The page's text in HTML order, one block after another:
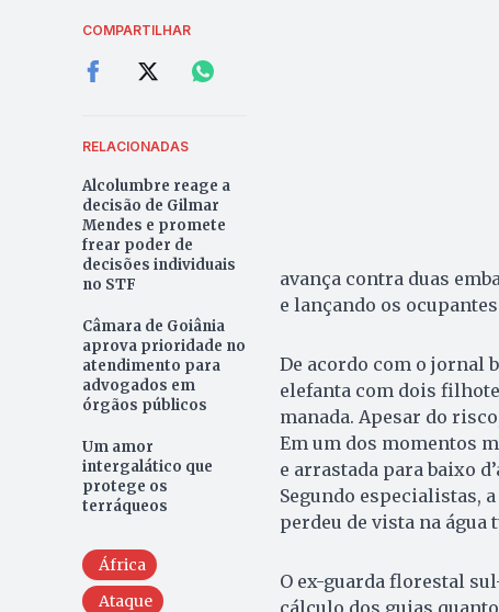
COMPARTILHAR
RELACIONADAS
Alcolumbre reage a
decisão de Gilmar
Mendes e promete
frear poder de
decisões individuais
no STF
Câmara de Goiânia
aprova prioridade no
atendimento para
advogados em
órgãos públicos
Um amor
intergalático que
protege os
terráqueos
África
Ataque
avança contra duas
e lançando os
De acordo com o jornal
elefanta com dois
manada. Apesar do
Em um dos momentos
e arrastada para baixo
Segundo especialistas,
perdeu de vista na
O ex-guarda florestal
cálculo dos guias